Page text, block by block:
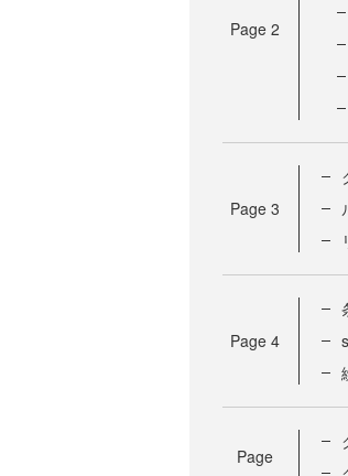
Page 2
Page 3
Page 4
Page